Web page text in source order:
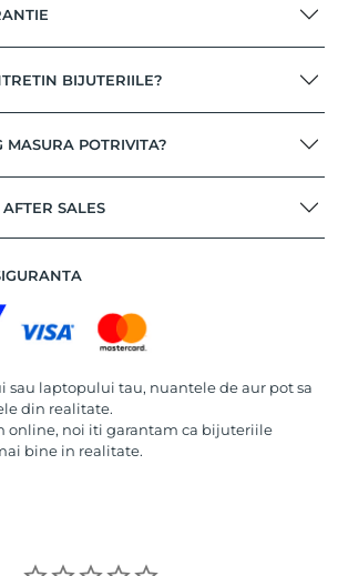
BIJUTERIILE?
MASURA POTRIVITA?
SALES
sau laptopului tau, nuantele de aur pot sa
din realitate.
online, noi iti garantam ca bijuteriile
bine in realitate.